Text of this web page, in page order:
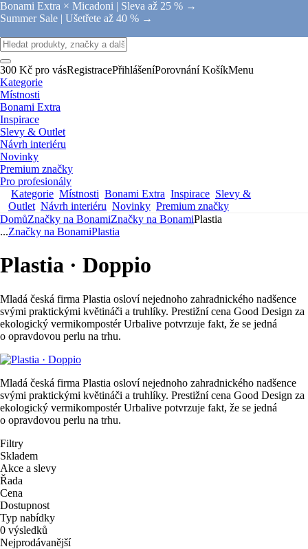
Bonami Extra × Micadoni | Sleva až 25 % →
Summer Sale | Ušetřete až 40 % →
300 Kč pro vásRegistracePřihlášeníPorovnání KošíkMenu
Kategorie
Místnosti
Bonami Extra
Inspirace
Slevy & Outlet
Návrh interiéru
Novinky
Premium značky
Pro profesionály
Kategorie Místnosti Bonami Extra Inspirace Slevy &
Outlet Návrh interiéru Novinky Premium značky
DomůZnačky na BonamiZnačky na BonamiPlastia
...Značky na BonamiPlastia
Plastia · Doppio
Mladá česká firma Plastia osloví nejednoho zahradnického nadšence
svými praktickými květináči a truhlíky. Prestižní cena Good Design za
ekologický vermikompostér Urbalive potvrzuje fakt, že se jedná
o opravdovou perlu na trhu.
Mladá česká firma Plastia osloví nejednoho zahradnického nadšence
svými praktickými květináči a truhlíky. Prestižní cena Good Design za
ekologický vermikompostér Urbalive potvrzuje fakt, že se jedná
o opravdovou perlu na trhu.
Filtry
Skladem
Akce a slevy
Řada
Cena
Dostupnost
Typ nabídky
0 výsledků
Nejprodávanější